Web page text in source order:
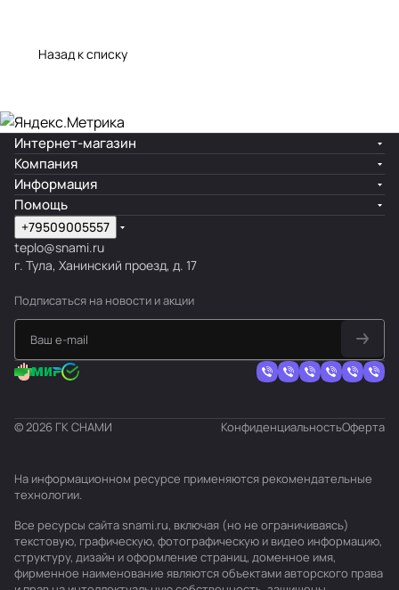
Назад к списку
Интернет-магазин
Компания
Информация
Помощь
+79509005557
teplo@snami.ru
г. Тула, Ханинский проезд, д. 17
Подписаться на новости и акции
© 2026 ГК СНАМИ КонфиденциальностьОферта
На информационном ресурсе применяются рекомендательные
технологии.
Все ресурсы сайта snami.ru, включая (но не ограничиваясь)
текстовую, графическую, фотографическую и видео информацию,
структуру, дизайн и оформление страниц, доменное имя,
фирменное наименование являются объектами авторского права